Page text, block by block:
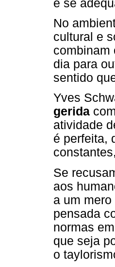
é se
No
cultural e
combinam
dia para
sentido
Yves
gerida
atividade
é perfeita,
Se
aos
a um
pensada
normas
que seja
o